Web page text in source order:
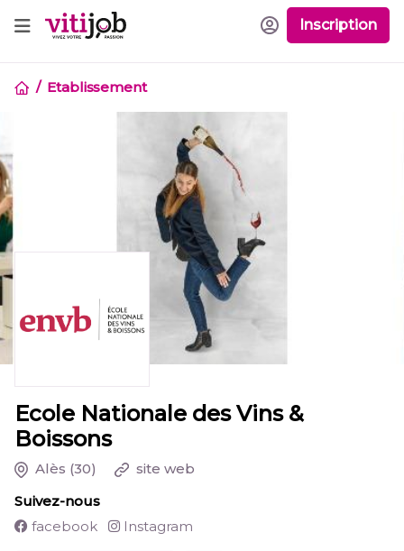
Inscription
Etablissement
Ecole Nationale des Vins &
Boissons
Alès (30)
site web
Suivez-nous
facebook
Instagram